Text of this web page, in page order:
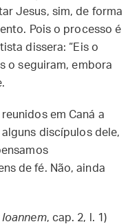
Jesus, sim, de forma
Pois o processo é
dissera: “Eis o
o seguiram, embora
em Caná a
discípulos dele,
de fé. Não, ainda
, cap. 2, l. 1)